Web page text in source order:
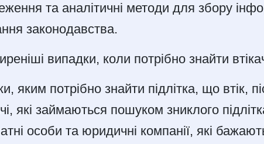
та аналітичні методи для збору
законодавства.
випадки, коли потрібно знайти
яким потрібно знайти підлітка, що втік,
які займаються пошуком зниклого
особи та юридичні компанії, які